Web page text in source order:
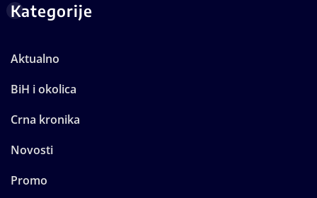
Kategorije
Aktualno
BiH i okolica
Crna kronika
Novosti
Promo